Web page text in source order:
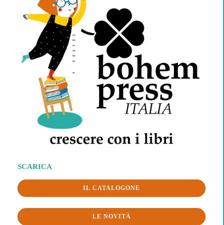
SCARICA
IL CATALOGONE
LE NOVITÀ